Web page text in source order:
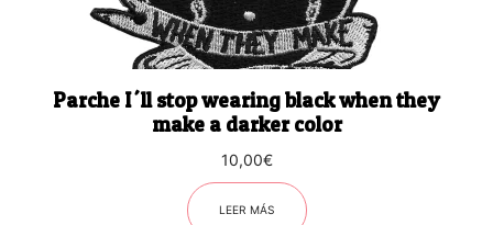
Parche I´ll stop wearing black when they
make a darker color
10,00€
LEER MÁS